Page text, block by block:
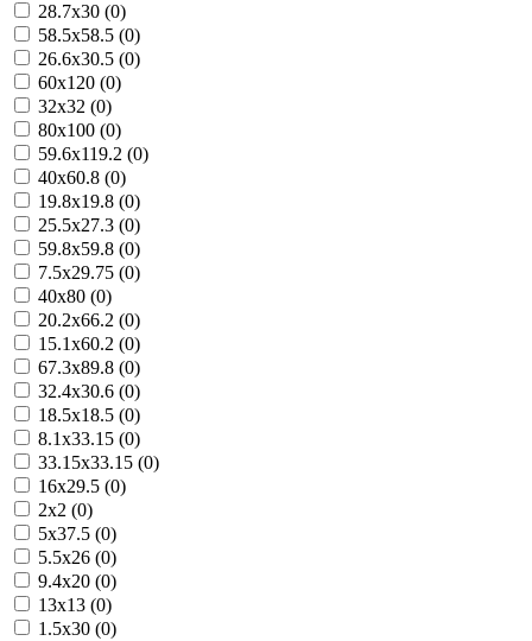
28.7x30 (0)
58.5x58.5 (0)
26.6x30.5 (0)
60x120 (0)
32x32 (0)
80x100 (0)
59.6x119.2 (0)
40x60.8 (0)
19.8x19.8 (0)
25.5x27.3 (0)
59.8x59.8 (0)
7.5x29.75 (0)
40x80 (0)
20.2x66.2 (0)
15.1x60.2 (0)
67.3x89.8 (0)
32.4x30.6 (0)
18.5x18.5 (0)
8.1x33.15 (0)
33.15x33.15 (0)
16x29.5 (0)
2x2 (0)
5x37.5 (0)
5.5x26 (0)
9.4x20 (0)
13x13 (0)
1.5x30 (0)